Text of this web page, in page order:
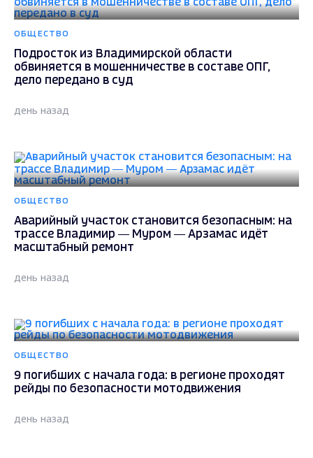
ОБЩЕСТВО
Подросток из Владимирской области
обвиняется в мошенничестве в составе ОПГ,
дело передано в суд
день назад
ОБЩЕСТВО
Аварийный участок становится безопасным: на
трассе Владимир — Муром — Арзамас идёт
масштабный ремонт
день назад
ОБЩЕСТВО
9 погибших с начала года: в регионе проходят
рейды по безопасности мотодвижения
день назад